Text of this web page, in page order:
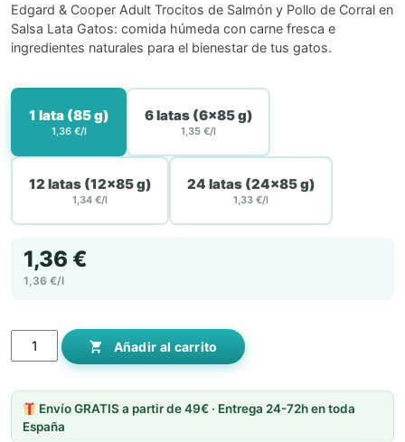
precios:
desde
1,36 €
31,99 €
Edgard & Cooper Adult Trocitos de Salmón y Pollo de Corral en
Salsa Lata Gatos: comida húmeda con carne fresca e
ingredientes naturales para el bienestar de tus gatos.
1 lata (85 g)
1,36 €/l
6 latas (6x85 g)
1,35 €/l
12 latas (12x85 g)
1,34 €/l
24 latas (24x85 g)
1,33 €/l
1,36 €
1,36 €/l
Cooper
Trocitos
de
Añadir al carrito
Envío GRATIS a partir de 49€ · Entrega 24-72h en toda
España